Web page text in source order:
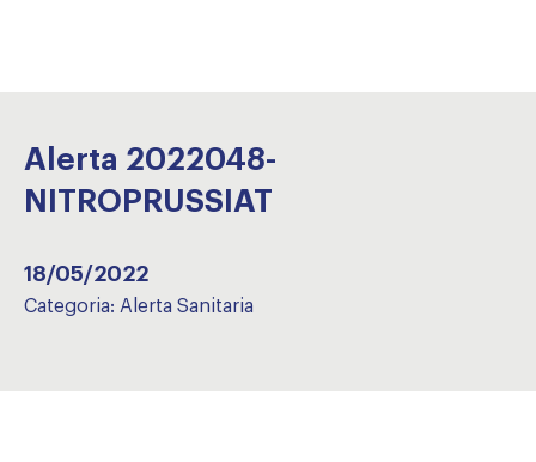
Alerta 2022048-
NITROPRUSSIAT
18/05/2022
Categoria: Alerta Sanitaria